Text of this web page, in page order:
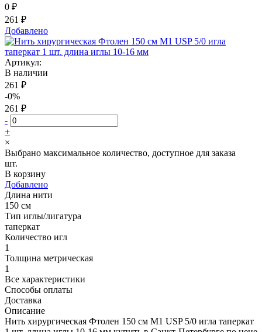
0 ₽
261 ₽
Добавлено
Артикул:
В наличии
261 ₽
-0%
261 ₽
-
+
×
Выбрано максимальное количество, доступное для заказа
шт.
В корзину
Добавлено
Длина нити
150 см
Тип иглы/лигатура
таперкат
Количество игл
1
Толщина метрическая
1
Все характеристики
Способы оплаты
Доставка
Описание
Нить хирургическая Фтолен 150 см М1 USP 5/0 игла таперкат